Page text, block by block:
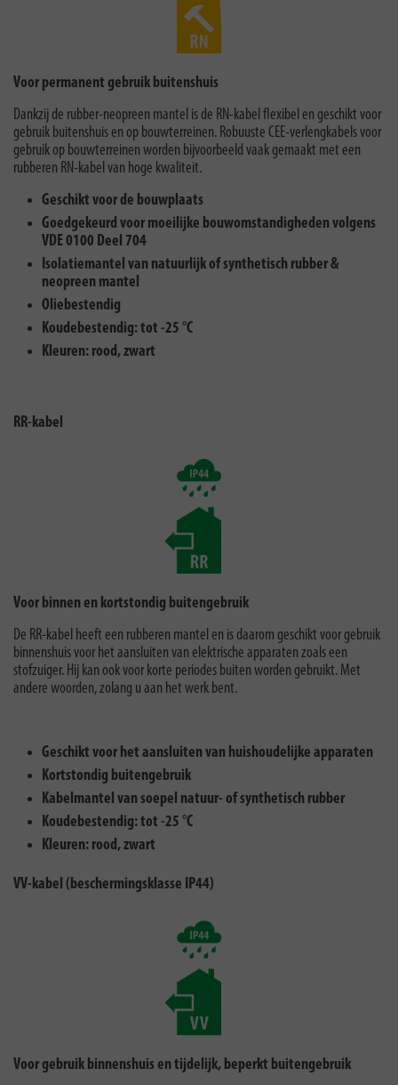
Voor permanent gebruik buitenshuis
Dankzij de rubber-neopreen mantel is de RN-kabel flexibel en geschikt voor
gebruik buitenshuis en op bouwterreinen. Robuuste CEE-verlengkabels voor
gebruik op bouwterreinen worden bijvoorbeeld vaak gemaakt met een
rubberen RN-kabel van hoge kwaliteit.
Geschikt voor de bouwplaats
Goedgekeurd voor moeilijke bouwomstandigheden volgens
VDE 0100 Deel 704
Isolatiemantel van natuurlijk of synthetisch rubber &
neopreen mantel
Oliebestendig
Koudebestendig: tot -25 °C
Kleuren: rood, zwart
RR-kabel
Voor binnen en kortstondig buitengebruik
De RR-kabel heeft een rubberen mantel en is daarom geschikt voor gebruik
binnenshuis voor het aansluiten van elektrische apparaten zoals een
stofzuiger. Hij kan ook voor korte periodes buiten worden gebruikt. Met
andere woorden, zolang u aan het werk bent.
Geschikt voor het aansluiten van huishoudelijke apparaten
Kortstondig buitengebruik
Kabelmantel van soepel natuur- of synthetisch rubber
Koudebestendig: tot -25 °C
Kleuren: rood, zwart
VV-kabel (beschermingsklasse IP44)
Voor gebruik binnenshuis en tijdelijk, beperkt buitengebruik